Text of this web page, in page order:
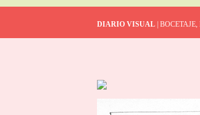
DIARIO VISUAL |